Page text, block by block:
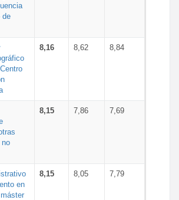
de
8,16 8,62 8,84
no
8,15 7,86 7,69
en
8,15 8,05 7,79